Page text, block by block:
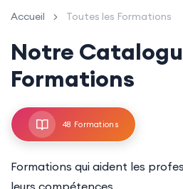
Accueil Toutes les Formations
Notre
Formations
48 Formations
Formations qui aident les
leurs compétences.